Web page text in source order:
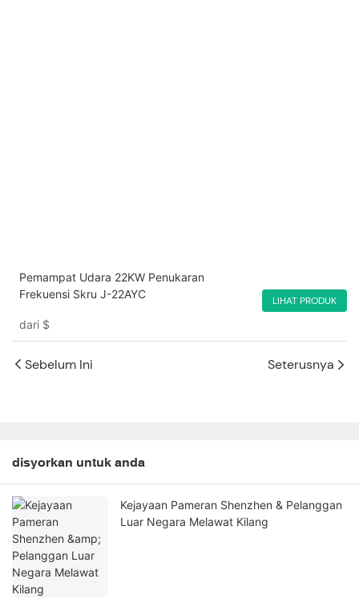
Pemampat Udara 22KW Penukaran
Frekuensi Skru J-22AYC
dari $
LIHAT PRODUK
Sebelum Ini Seterusnya
disyorkan untuk anda
Kejayaan Pameran Shenzhen & Pelanggan
Luar Negara Melawat Kilang